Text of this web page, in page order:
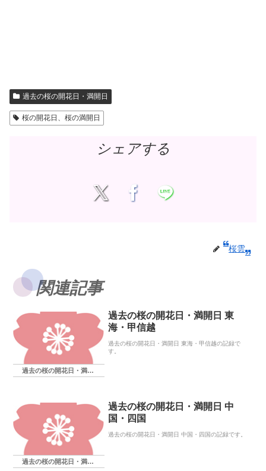
過去の桜の開花日・満開日
桜の開花日、桜の満開日
シェアする
桜雲
関連記事
過去の桜の開花日・満開日
過去の桜の開花日・満開日 東
海・甲信越
過去の桜の開花日・満開日 東海・甲信越の記録で
す。
過去の桜の開花日・満開日
過去の桜の開花日・満開日 中
国・四国
過去の桜の開花日・満開日 中国・四国の記録です。